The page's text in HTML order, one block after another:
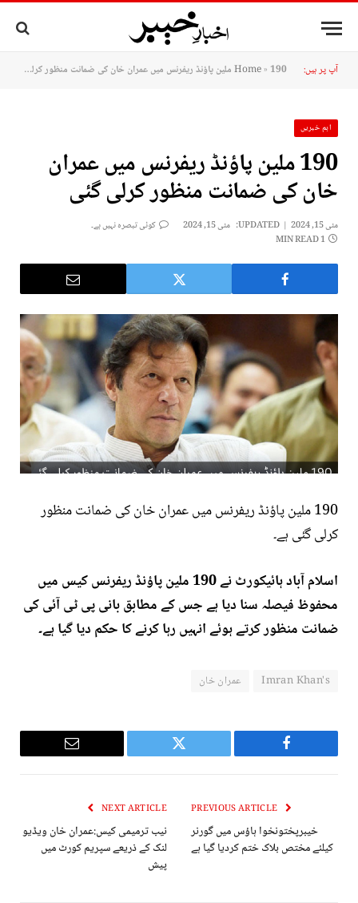
آپ پر ہیں: Home» 190 ملین پاؤنڈ ریفرنس میں عمران خان کی ضمانت منظور کرلی گئی
اہم خبریں
190 ملین پاؤنڈ ریفرنس میں عمران
خان کی ضمانت منظور کرلی گئی
مئی 15, 2024 UPDATED: مئی 15, 2024
کوئی تبصرہ نہیں ہے۔
1 MIN READ
190 ملین پاؤنڈ ریفرنس میں عمران خان کی ضمانت منظور
کرلی گئی ہے۔
اسلام آباد ہائیکورٹ نے 190 ملین پاؤنڈ ریفرنس کیس میں
محفوظ فیصلہ سنا دیا ہے جس کے مطابقبانی پی ٹی آئی کی
ضمانت منظور کرتے ہوئے انہیں رہا کرنے کا حکم دیا گیا ہے۔
Imran Khan's عمران خان
Facebook
Twitter
Email
خیبرپختونخوا ہاؤس میں گورنر
کیلئے مختص بلاک ختم کردیا گیا ہے
NEXT ARTICLE
نیب ترمیمی کیس:عمران خان ویڈیو
لنک کے ذریعے سپریم کورٹ میں
پیش